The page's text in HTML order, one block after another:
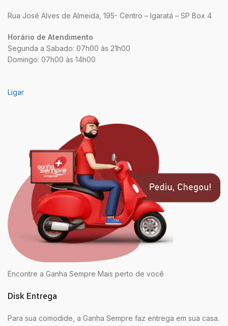
Rua José Alves de Almeida, 195- Centro – Igaratá – SP Box 4
Horário de Atendimento
Segunda a Sabado: 07h00 às 21h00
Domingo: 07h00 às 14h00
Ligar
Encontre a Ganha Sempre Mais perto de você
Disk Entrega
Para sua comodide, a Ganha Sempre faz entrega em sua casa.